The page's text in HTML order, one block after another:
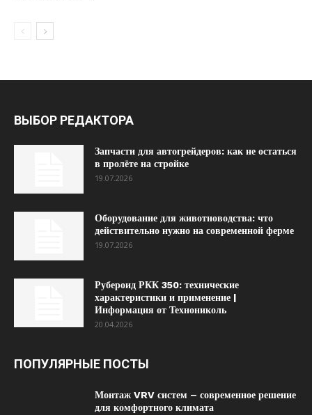
ВЫБОР РЕДАКТОРА
Запчасти для автогрейдеров: как не остаться
в пролёте на стройке
19.07.2026
Оборудование для животноводства: что
действительно нужно на современной ферме
19.07.2026
Рубероид РКК 350: технические
характеристики и применение |
Информация от Технониколь
20.04.2026
ПОПУЛЯРНЫЕ ПОСТЫ
Монтаж VRV систем – современное решение
для комфортного климата